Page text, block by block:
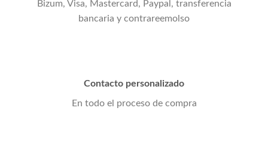
Bizum, Visa, Mastercard, Paypal, transferencia
bancaria y contrareemolso
Contacto personalizado
En todo el proceso de compra